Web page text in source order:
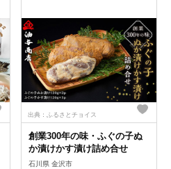
出典：ふるさとチョイス
創業300年の味・ふぐの子ぬ
か漬けかす漬け詰め合せ
石川県 金沢市